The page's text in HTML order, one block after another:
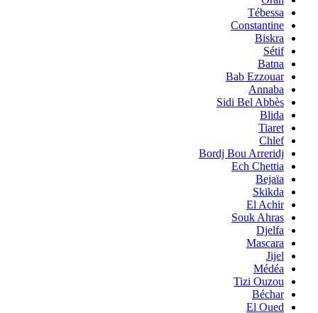
Tébessa
Constantine
Biskra
Sétif
Batna
Bab Ezzouar
Annaba
Sidi Bel Abbès
Blida
Tiaret
Chlef
Bordj Bou Arreridj
Ech Chettia
Bejaïa
Skikda
El Achir
Souk Ahras
Djelfa
Mascara
Jijel
Médéa
Tizi Ouzou
Béchar
El Oued